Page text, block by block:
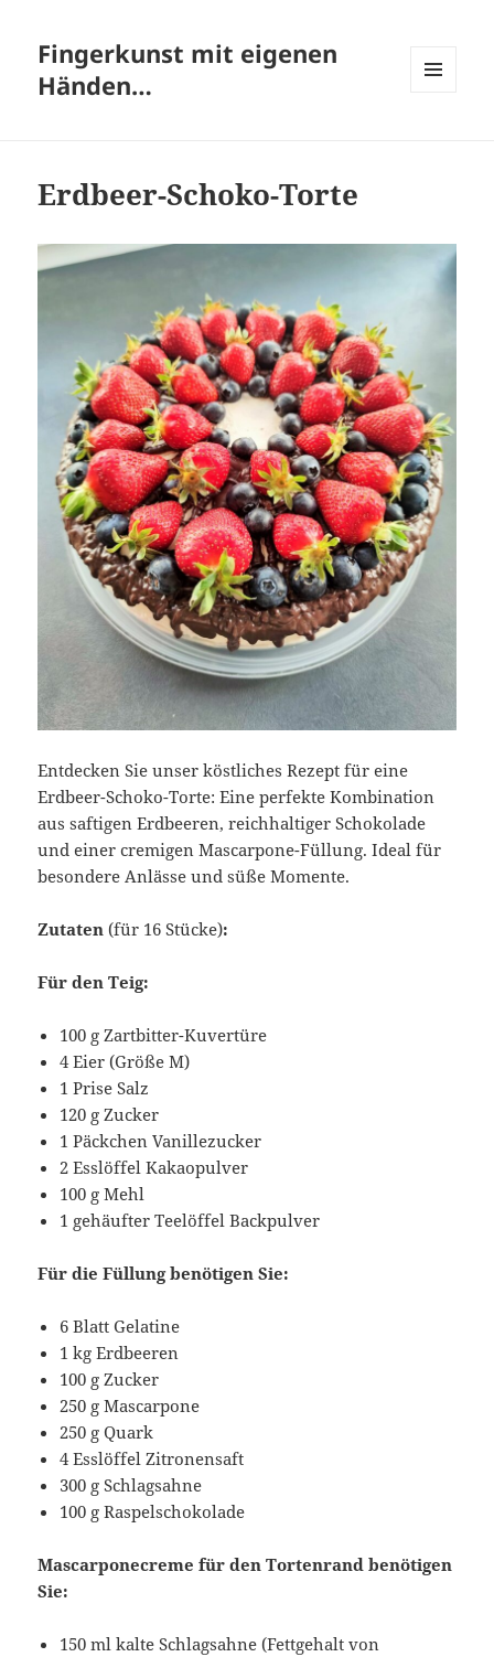
Fingerkunst mit eigenen
Händen…
Erdbeer-Schoko-Torte
Entdecken Sie unser köstliches Rezept für eine
Erdbeer-Schoko-Torte: Eine perfekte Kombination
aus saftigen Erdbeeren, reichhaltiger Schokolade
und einer cremigen Mascarpone-Füllung. Ideal für
besondere Anlässe und süße Momente.
Zutaten(für 16 Stücke):
Für den Teig:
100 g Zartbitter-Kuvertüre
4 Eier (Größe M)
1 Prise Salz
120 g Zucker
1 Päckchen Vanillezucker
2 Esslöffel Kakaopulver
100 g Mehl
1 gehäufter Teelöffel Backpulver
Für die Füllung benötigen Sie:
6 Blatt Gelatine
1 kg Erdbeeren
100 g Zucker
250 g Mascarpone
250 g Quark
4 Esslöffel Zitronensaft
300 g Schlagsahne
100 g Raspelschokolade
Mascarponecreme für den Tortenrand benötigen
Sie:
150 ml kalte Schlagsahne (Fettgehalt von